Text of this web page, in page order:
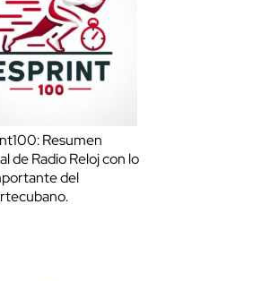
Resumen
de Radio Reloj con lo
del